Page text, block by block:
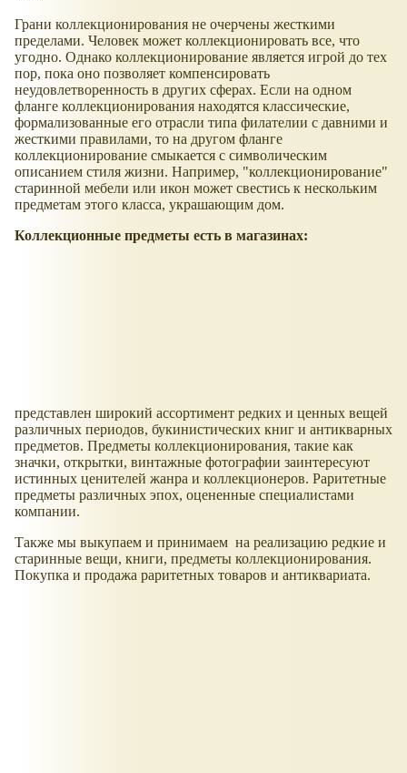
Грани коллекционирования не очерчены жесткими
пределами. Человек может коллекционировать все, что
угодно. Однако коллекционирование является игрой до тех
пор, пока оно позволяет компенсировать
неудовлетворенность в других сферах. Если на одном
фланге коллекционирования находятся классические,
формализованные его отрасли типа филателии с давними и
жесткими правилами, то на другом фланге
коллекционирование смыкается с символическим
описанием стиля жизни. Например, "коллекционирование"
старинной мебели или икон может свестись к нескольким
предметам этого класса, украшающим дом.
Коллекционные предметы есть в магазинах:
представлен широкий ассортимент редких и ценных вещей
различных периодов, букинистических книг и антикварных
предметов. Предметы коллекционирования, такие как
значки, открытки, винтажные фотографии заинтересуют
истинных ценителей жанра и коллекционеров. Раритетные
предметы различных эпох, оцененные специалистами
компании.
Также мы выкупаем и принимаем на реализацию редкие и
старинные вещи, книги, предметы коллекционирования.
Покупка и продажа раритетных товаров и антиквариата.